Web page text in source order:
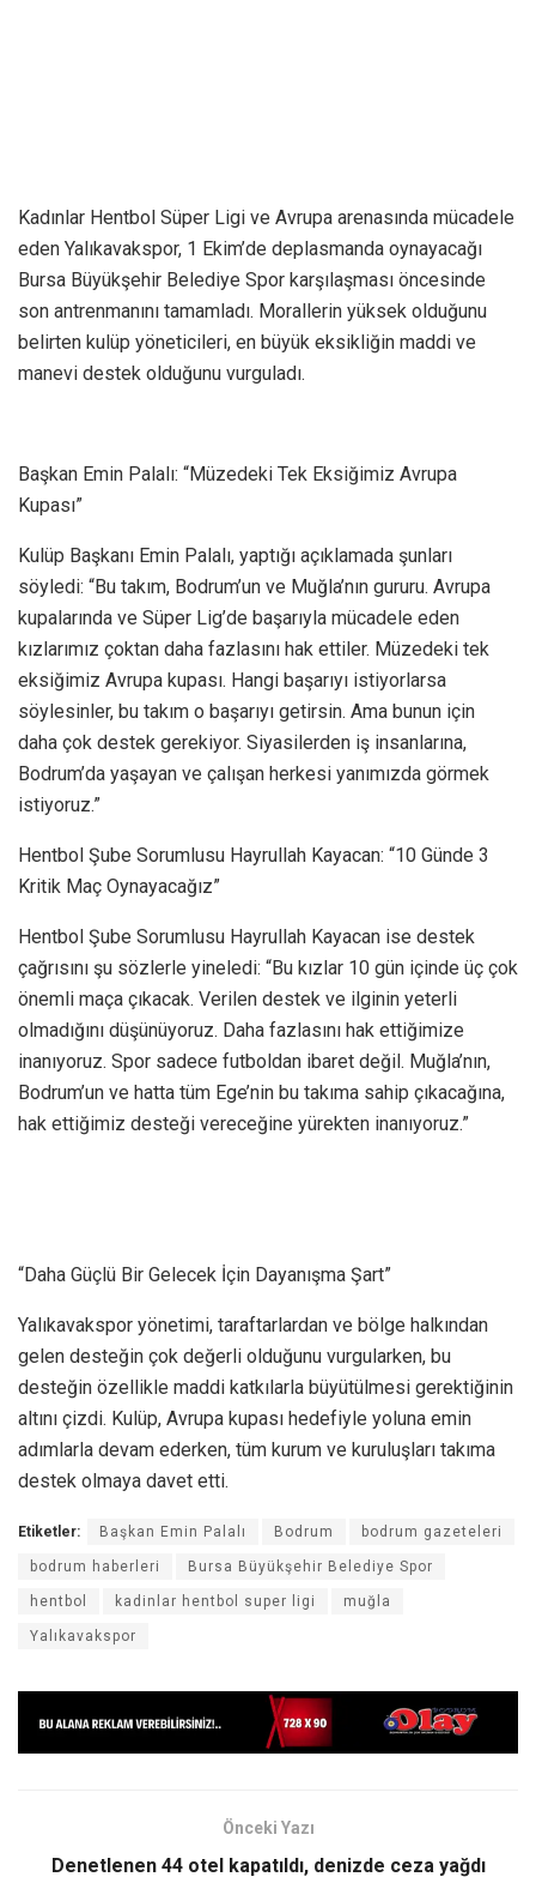
Kadınlar Hentbol Süper Ligi ve Avrupa arenasında mücadele
eden Yalıkavakspor, 1 Ekim’de deplasmanda oynayacağı
Bursa Büyükşehir Belediye Spor karşılaşması öncesinde
son antrenmanını tamamladı. Morallerin yüksek olduğunu
belirten kulüp yöneticileri, en büyük eksikliğin maddi ve
manevi destek olduğunu vurguladı.
Başkan Emin Palalı: “Müzedeki Tek Eksiğimiz Avrupa
Kupası”
Kulüp Başkanı Emin Palalı, yaptığı açıklamada şunları
söyledi: “Bu takım, Bodrum’un ve Muğla’nın gururu. Avrupa
kupalarında ve Süper Lig’de başarıyla mücadele eden
kızlarımız çoktan daha fazlasını hak ettiler. Müzedeki tek
eksiğimiz Avrupa kupası. Hangi başarıyı istiyorlarsa
söylesinler, bu takım o başarıyı getirsin. Ama bunun için
daha çok destek gerekiyor. Siyasilerden iş insanlarına,
Bodrum’da yaşayan ve çalışan herkesi yanımızda görmek
istiyoruz.”
Hentbol Şube Sorumlusu Hayrullah Kayacan: “10 Günde 3
Kritik Maç Oynayacağız”
Hentbol Şube Sorumlusu Hayrullah Kayacan ise destek
çağrısını şu sözlerle yineledi: “Bu kızlar 10 gün içinde üç çok
önemli maça çıkacak. Verilen destek ve ilginin yeterli
olmadığını düşünüyoruz. Daha fazlasını hak ettiğimize
inanıyoruz. Spor sadece futboldan ibaret değil. Muğla’nın,
Bodrum’un ve hatta tüm Ege’nin bu takıma sahip çıkacağına,
hak ettiğimiz desteği vereceğine yürekten inanıyoruz.”
“Daha Güçlü Bir Gelecek İçin Dayanışma Şart”
Yalıkavakspor yönetimi, taraftarlardan ve bölge halkından
gelen desteğin çok değerli olduğunu vurgularken, bu
desteğin özellikle maddi katkılarla büyütülmesi gerektiğinin
altını çizdi. Kulüp, Avrupa kupası hedefiyle yoluna emin
adımlarla devam ederken, tüm kurum ve kuruluşları takıma
destek olmaya davet etti.
Etiketler: Başkan Emin Palalı Bodrum bodrum gazeteleri
bodrum haberleri Bursa Büyükşehir Belediye Spor
hentbol kadinlar hentbol super ligi muğla
Yalıkavakspor
Önceki Yazı
Denetlenen 44 otel kapatıldı, denizde ceza yağdı